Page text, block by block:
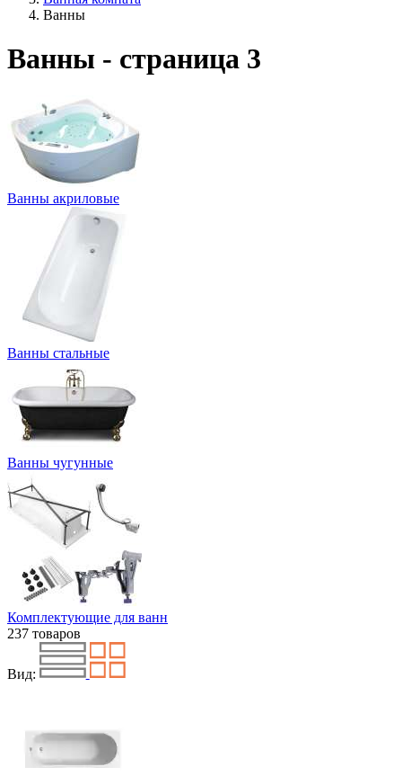
Ванны
Ванны - страница 3
Ванны акриловые
Ванны стальные
Ванны чугунные
Комплектующие для ванн
237 товаров
Вид: